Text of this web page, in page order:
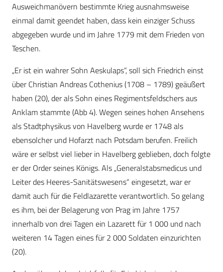
Ausweichmanövern bestimmte Krieg ausnahmsweise
einmal damit geendet haben, dass kein einziger Schuss
abgegeben wurde und im Jahre 1779 mit dem Frieden von
Teschen.
„Er ist ein wahrer Sohn Aeskulaps“, soll sich Friedrich einst
über Christian Andreas Cothenius (1708 – 1789) geäußert
haben (20), der als Sohn eines Regimentsfeldschers aus
Anklam stammte (Abb 4). Wegen seines hohen Ansehens
als Stadtphysikus von Havelberg wurde er 1748 als
ebensolcher und Hofarzt nach Potsdam berufen. Freilich
wäre er selbst viel lieber in Havelberg geblieben, doch folgte
er der Order seines Königs. Als „Generalstabsmedicus und
Leiter des Heeres-Sanitätswesens“ eingesetzt, war er
damit auch für die Feldlazarette verantwortlich. So gelang
es ihm, bei der Belagerung von Prag im Jahre 1757
innerhalb von drei Tagen ein Lazarett für 1 000 und nach
weiteren 14 Tagen eines für 2 000 Soldaten einzurichten
(20).